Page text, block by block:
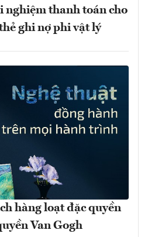
nghiệm thanh toán cho
ghi nợ phi vật lý
hàng loạt đặc quyền
Van Gogh